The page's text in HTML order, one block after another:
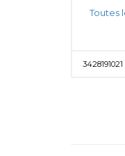
Toutes
3428191021